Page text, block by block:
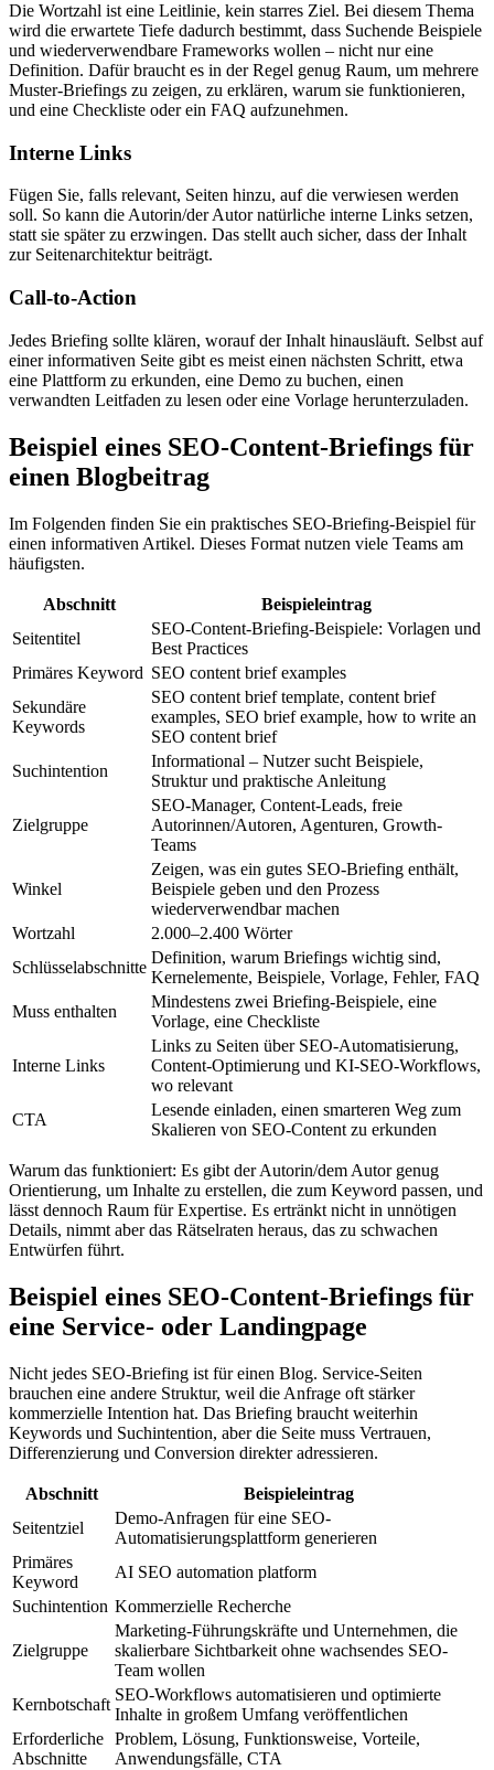
Die Wortzahl ist eine Leitlinie, kein starres Ziel. Bei diesem Thema
wird die erwartete Tiefe dadurch bestimmt, dass Suchende Beispiele
und wiederverwendbare Frameworks wollen – nicht nur eine
Definition. Dafür braucht es in der Regel genug Raum, um mehrere
Muster-Briefings zu zeigen, zu erklären, warum sie funktionieren,
und eine Checkliste oder ein FAQ aufzunehmen.
Interne Links
Fügen Sie, falls relevant, Seiten hinzu, auf die verwiesen werden
soll. So kann die Autorin/der Autor natürliche interne Links setzen,
statt sie später zu erzwingen. Das stellt auch sicher, dass der Inhalt
zur Seitenarchitektur beiträgt.
Call-to-Action
Jedes Briefing sollte klären, worauf der Inhalt hinausläuft. Selbst auf
einer informativen Seite gibt es meist einen nächsten Schritt, etwa
eine Plattform zu erkunden, eine Demo zu buchen, einen
verwandten Leitfaden zu lesen oder eine Vorlage herunterzuladen.
Beispiel eines SEO-Content-Briefings für
einen Blogbeitrag
Im Folgenden finden Sie ein praktisches SEO-Briefing-Beispiel für
einen informativen Artikel. Dieses Format nutzen viele Teams am
häufigsten.
Abschnitt
Beispieleintrag
Seitentitel
SEO-Content-Briefing-Beispiele: Vorlagen und
Best Practices
Primäres Keyword SEO content brief examples
Sekundäre
Keywords
SEO content brief template, content brief
examples, SEO brief example, how to write an
SEO content brief
Suchintention
Informational – Nutzer sucht Beispiele,
Struktur und praktische Anleitung
Zielgruppe
SEO-Manager, Content-Leads, freie
Autorinnen/Autoren, Agenturen, Growth-
Teams
Winkel
Zeigen, was ein gutes SEO-Briefing enthält,
Beispiele geben und den Prozess
wiederverwendbar machen
Wortzahl
2.000–2.400 Wörter
Schlüsselabschnitte
Definition, warum Briefings wichtig sind,
Kernelemente, Beispiele, Vorlage, Fehler, FAQ
Muss enthalten
Mindestens zwei Briefing-Beispiele, eine
Vorlage, eine Checkliste
Interne Links
Links zu Seiten über SEO-Automatisierung,
Content-Optimierung und KI-SEO-Workflows,
wo relevant
CTA
Lesende einladen, einen smarteren Weg zum
Skalieren von SEO-Content zu erkunden
Warum das funktioniert: Es gibt der Autorin/dem Autor genug
Orientierung, um Inhalte zu erstellen, die zum Keyword passen, und
lässt dennoch Raum für Expertise. Es ertränkt nicht in unnötigen
Details, nimmt aber das Rätselraten heraus, das zu schwachen
Entwürfen führt.
Beispiel eines SEO-Content-Briefings für
eine Service- oder Landingpage
Nicht jedes SEO-Briefing ist für einen Blog. Service-Seiten
brauchen eine andere Struktur, weil die Anfrage oft stärker
kommerzielle Intention hat. Das Briefing braucht weiterhin
Keywords und Suchintention, aber die Seite muss Vertrauen,
Differenzierung und Conversion direkter adressieren.
Abschnitt
Beispieleintrag
Seitentziel
Demo-Anfragen für eine SEO-
Automatisierungsplattform generieren
Primäres
Keyword
AI SEO automation platform
Suchintention Kommerzielle Recherche
Zielgruppe
Marketing-Führungskräfte und Unternehmen, die
skalierbare Sichtbarkeit ohne wachsendes SEO-
Team wollen
Kernbotschaft
SEO-Workflows automatisieren und optimierte
Inhalte in großem Umfang veröffentlichen
Erforderliche
Abschnitte
Problem, Lösung, Funktionsweise, Vorteile,
Anwendungsfälle, CTA